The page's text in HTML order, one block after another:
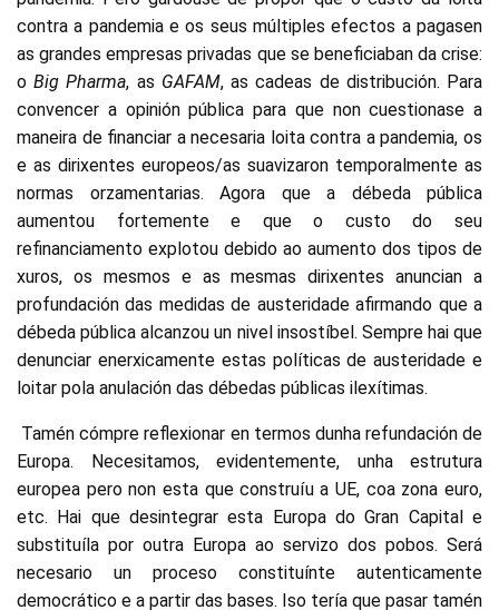
contra a pandemia e os seus múltiples efectos a pagasen
as grandes empresas privadas que se beneficiaban da crise:
oBig Pharma, as GAFAM, as cadeas de distribución. Para
convencer a opinión pública para que non cuestionase a
maneira de financiar a necesaria loita contra a pandemia, os
e as dirixentes europeos/as suavizaron temporalmente as
normas orzamentarias. Agora que a débeda pública
aumentou fortemente e que o custo do seu
refinanciamento explotou debido ao aumento dos tipos de
xuros, os mesmos e as mesmas dirixentes anuncian a
profundación das medidas de austeridade afirmando que a
débeda pública alcanzou un nivel insostíbel. Sempre hai que
denunciar enerxicamente estas políticas de austeridade e
loitar pola anulación das débedas públicas ilexítimas.
Tamén cómpre reflexionar en termos dunha refundación de
Europa. Necesitamos, evidentemente, unha estrutura
europea pero non esta que construíu a UE, coa zona euro,
etc. Hai que desintegrar esta Europa do Gran Capital e
substituíla por outra Europa ao servizo dos pobos. Será
necesario un proceso constituínte autenticamente
democrático e a partir das bases. Iso tería que pasar tamén